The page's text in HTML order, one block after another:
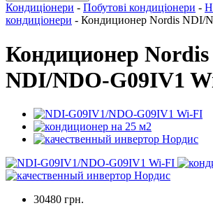
Кондиціонери - Побутові кондиціонери -
кондиціонери - Кондиционер Nordis NDI/
Кондиционер Nordis
NDI/NDO-G09IV1
30480 грн.